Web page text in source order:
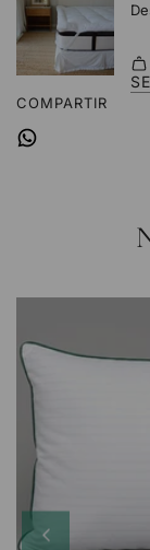
COMPARTIR